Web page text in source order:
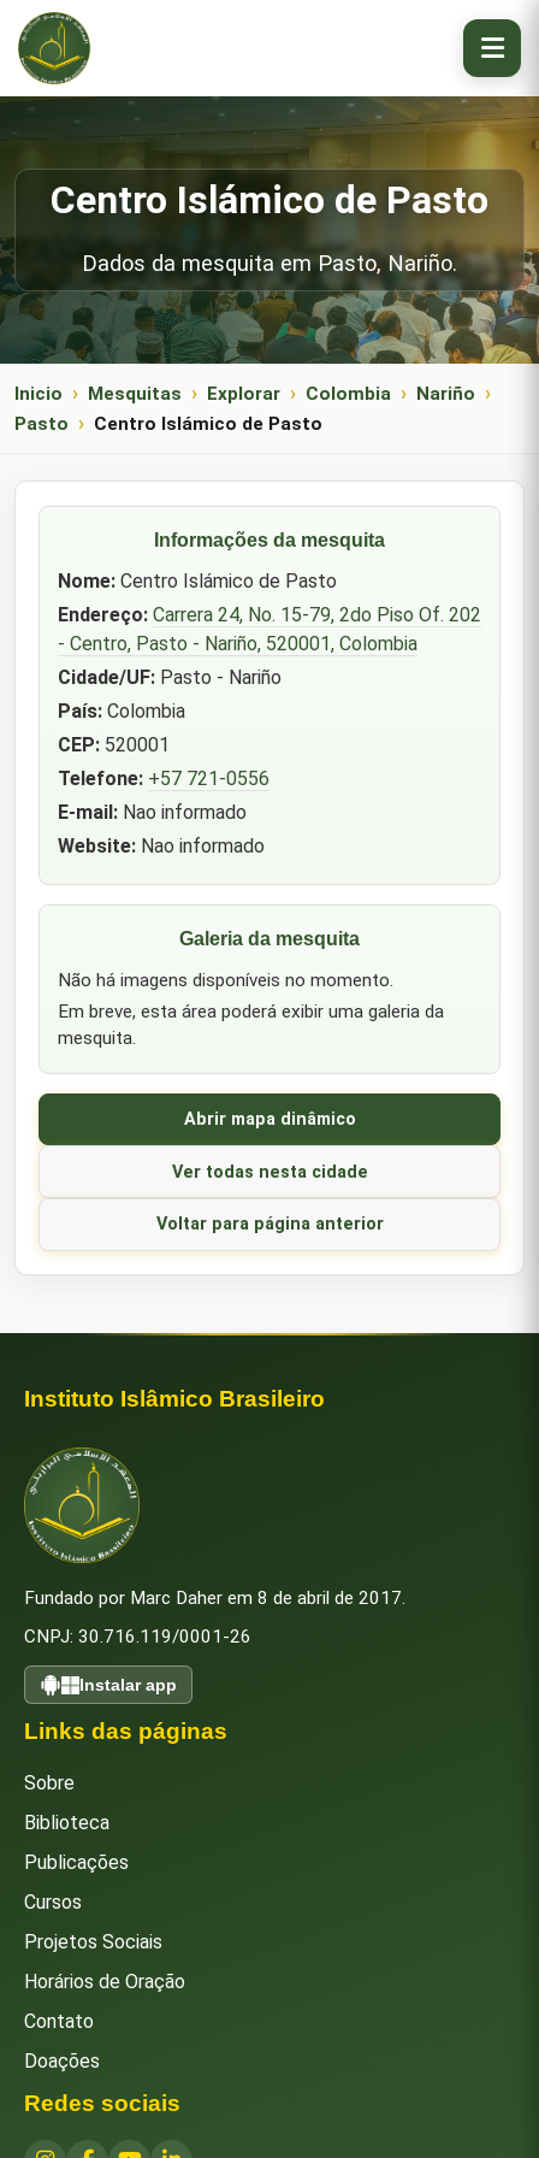
Centro Islámico de Pasto
Dados da mesquita em Pasto, Nariño.
Inicio Mesquitas Explorar Colombia
Nariño
Pasto
Centro Islámico de Pasto
Informações da mesquita
Nome:Centro Islámico de Pasto
Endereço: Carrera 24, No. 15-79, 2do Piso Of. 202
- Centro, Pasto - Nariño, 520001, Colombia
Cidade/UF:Pasto - Nariño
País:Colombia
CEP:520001
Telefone: +57 721-0556
E-mail:Nao informado
Website:Nao informado
Galeria da mesquita
Não há imagens disponíveis no momento.
Em breve, esta área poderá exibir uma galeria da
mesquita.
Abrir mapa dinâmico
Ver todas nesta cidade
Voltar para página anterior
Instituto Islâmico Brasileiro
Fundado por Marc Daher em 8 de abril de 2017.
CNPJ: 30.716.119/0001-26
Instalar app
Links das páginas
Sobre
Biblioteca
Publicações
Cursos
Projetos Sociais
Horários de Oração
Contato
Doações
Redes sociais